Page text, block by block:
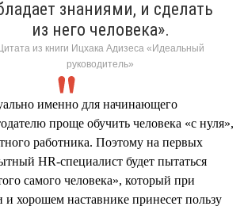
знаниями, и сделать
из него человека».
из книги Ицхака Адизеса «Идеальный
руководитель»
именно для начинающего
проще обучить человека «с нуля»,
работника. Поэтому на первых
HR-специалист будет пытаться
самого человека», который при
хорошем наставнике принесет пользу